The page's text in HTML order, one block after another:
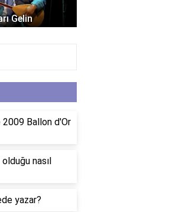
Gelin
2009 Ballon d'Or
nasıl
yazar?